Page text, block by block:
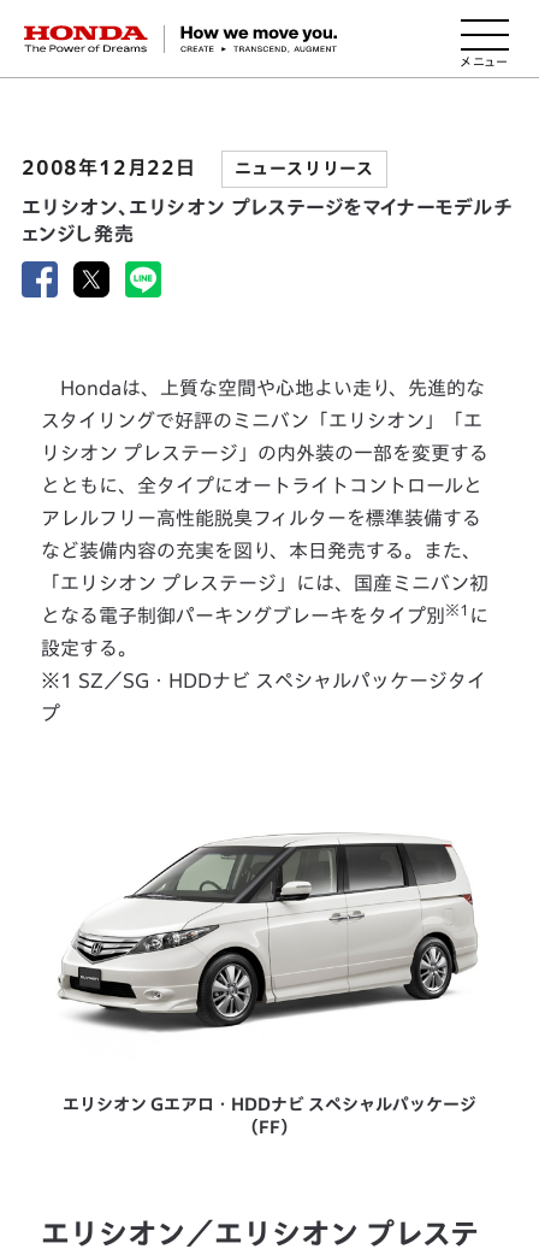
HONDA The Power of Dreams
2008年12月22日 ニュースリリース
エリシオン、エリシオン プレステージをマイナーモデルチ
ェンジし発売
Hondaは、上質な空間や心地よい走り、先進的な
スタイリングで好評のミニバン「エリシオン」「エ
リシオン プレステージ」の内外装の一部を変更する
とともに、全タイプにオートライトコントロールと
アレルフリー高性能脱臭フィルターを標準装備する
など装備内容の充実を図り、本日発売する。また、
「エリシオン プレステージ」には、国産ミニバン初
となる電子制御パーキングブレーキをタイプ別 ※1 に
設定する。
※1 SZ／SG・HDDナビ スペシャルパッケージタイ
プ
エリシオン Gエアロ・HDDナビ スペシャルパッケージ
（FF）
エリシオン／エリシオン プレステ